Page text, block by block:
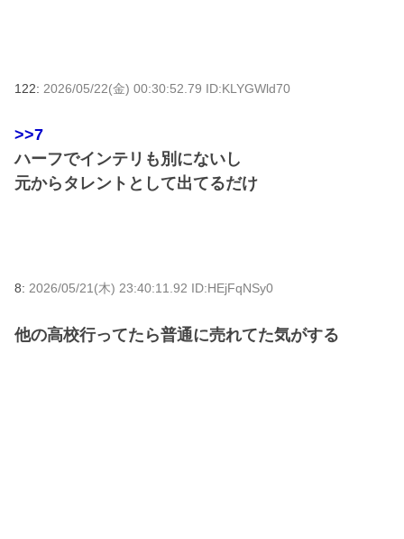
122: 2026/05/22(金) 00:30:52.79 ID:KLYGWld70
>>7
ハーフでインテリも別にないし
元からタレントとして出てるだけ
8: 2026/05/21(木) 23:40:11.92 ID:HEjFqNSy0
他の高校行ってたら普通に売れてた気がする